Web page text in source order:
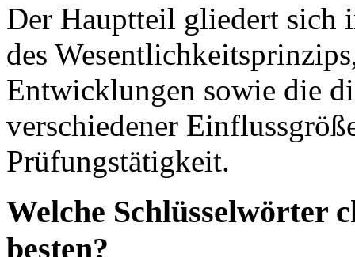
Der Hauptteil gliedert sich
des
Entwicklungen sowie die
verschiedener
Prüfungstätigkeit.
Welche Schlüsselwörter
besten?